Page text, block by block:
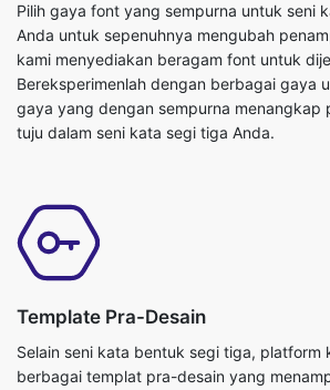
Pilih gaya font yang sempurna untuk seni
Anda untuk sepenuhnya mengubah
kami menyediakan beragam font untuk
Bereksperimenlah dengan berbagai gaya
gaya yang dengan sempurna menangkap
tuju dalam seni kata segi tiga Anda.
Template Pra-Desain
Selain seni kata bentuk segi tiga, platform
berbagai templat pra-desain yang